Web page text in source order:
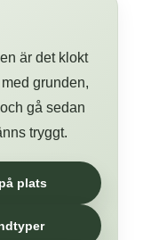
är det klokt
grunden,
gå sedan
tryggt.
plats